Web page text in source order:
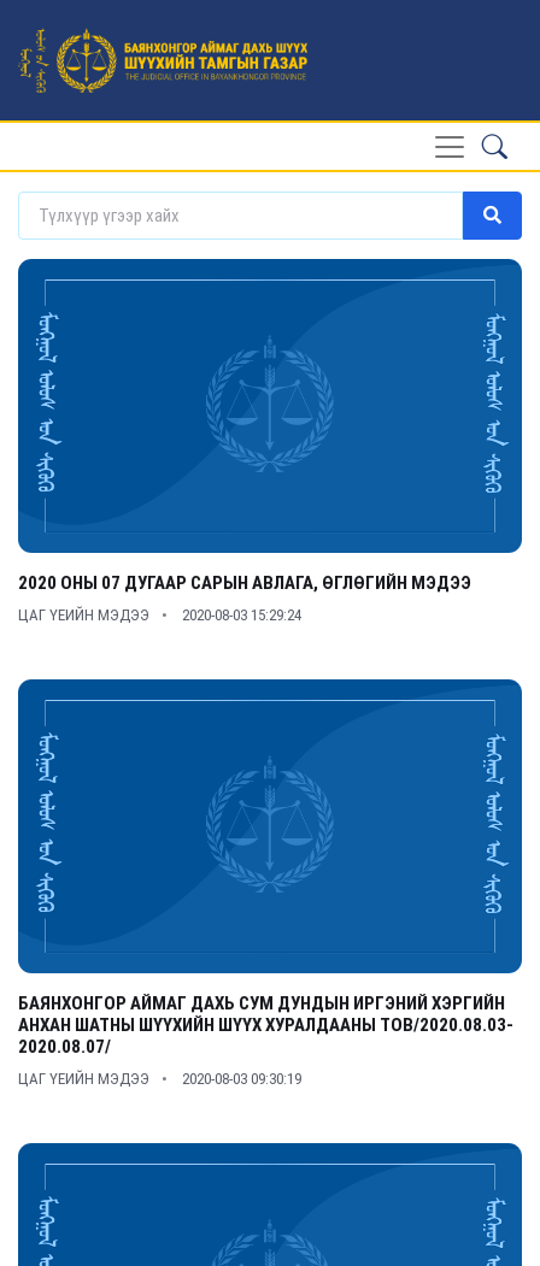
2020 ОНЫ 07 ДУГААР САРЫН АВЛАГА, ӨГЛӨГИЙН МЭДЭЭ
ЦАГ ҮЕИЙН МЭДЭЭ 2020-08-03 15:29:24
БАЯНХОНГОР АЙМАГ ДАХЬ СУМ ДУНДЫН ИРГЭНИЙ ХЭРГИЙН
АНХАН ШАТНЫ ШҮҮХИЙН ШҮҮХ ХУРАЛДААНЫ ТОВ/2020.08.03-
2020.08.07/
ЦАГ ҮЕИЙН МЭДЭЭ 2020-08-03 09:30:19